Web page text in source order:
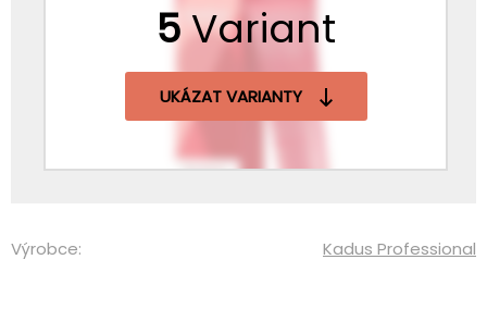
5Variant
UKÁZAT VARIANTY
Výrobce: Kadus Professional